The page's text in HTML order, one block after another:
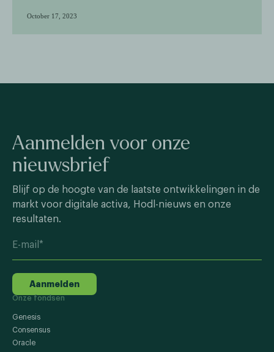
October 17, 2023
Aanmelden voor onze
nieuwsbrief
Blijf op de hoogte van de laatste ontwikkelingen in de
markt voor digitale activa, Hodl-nieuws en onze
resultaten.
Aanmelden
Onze fondsen
Genesis
Consensus
Oracle